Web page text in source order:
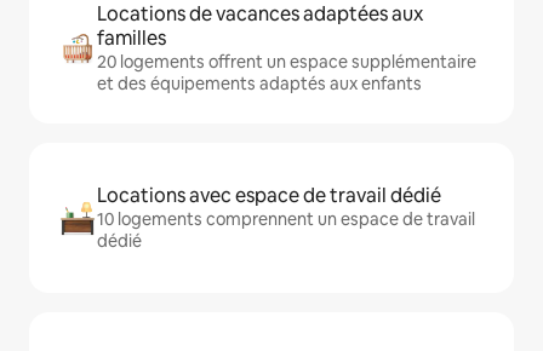
Locations de vacances adaptées aux
familles
20 logements offrent un espace supplémentaire
et des équipements adaptés aux enfants
Locations avec espace de travail dédié
10 logements comprennent un espace de travail
dédié